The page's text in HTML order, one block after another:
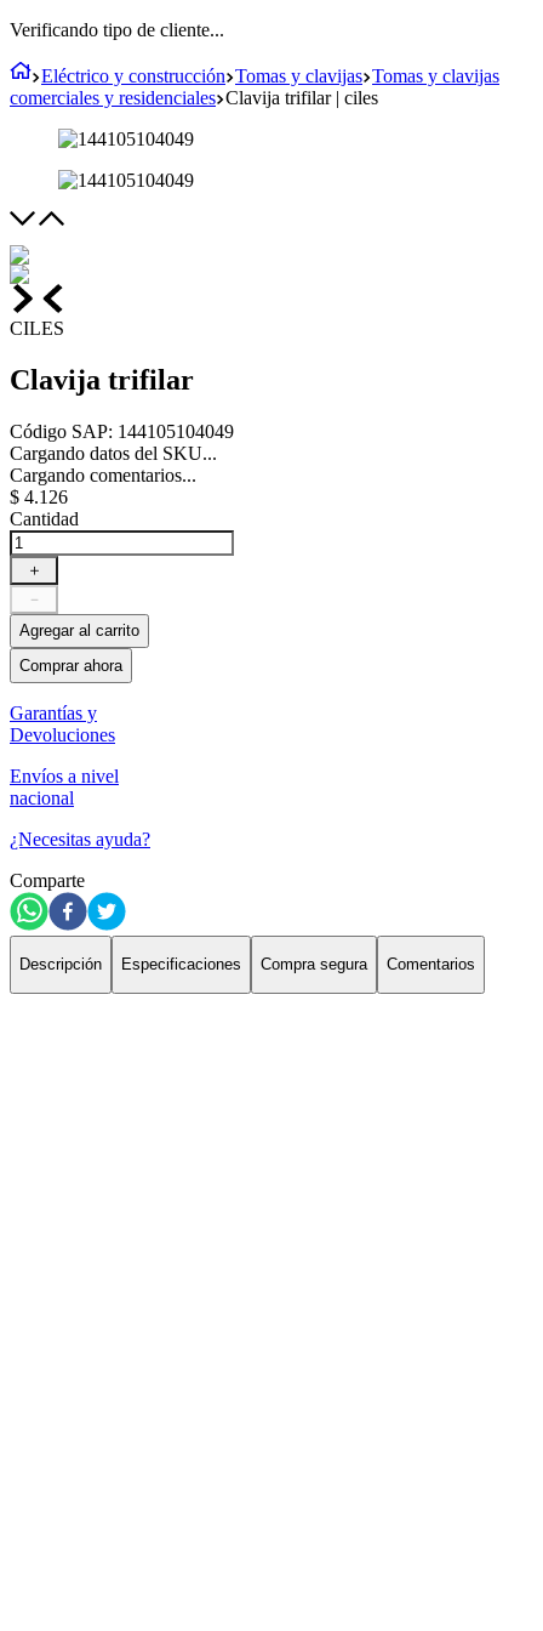
Verificando tipo de cliente...
Eléctrico y construcción Tomas y clavijas Tomas y clavijas
comerciales y residenciales Clavija trifilar | ciles
CILES
Clavija trifilar
Código SAP: 144105104049
Cargando datos del SKU...
Cargando comentarios...
$ 4.126
Cantidad
＋
－
Agregar al carrito
Comprar ahora
Garantías y
Devoluciones
Envíos a nivel
nacional
¿Necesitas ayuda?
Comparte
Descripción Especificaciones Compra segura Comentarios